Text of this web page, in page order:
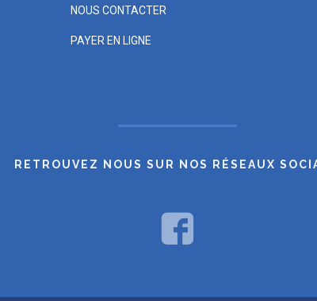
NOUS CONTACTER
PAYER EN LIGNE
RETROUVEZ NOUS SUR NOS RÉSEAUX